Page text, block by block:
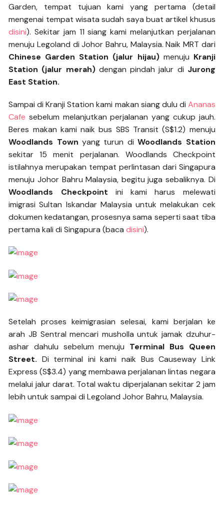
Garden, tempat tujuan kami yang pertama (detail
mengenai tempat wisata sudah saya buat artikel khusus
disini). Sekitar jam 11 siang kami melanjutkan perjalanan
menuju Legoland di Johor Bahru, Malaysia. Naik MRT dari
Chinese Garden Station (jalur hijau)menuju Kranji
Station (jalur merah)dengan pindah jalur di Jurong
East Station.
Sampai di Kranji Station kami makan siang dulu di Ananas
Cafe sebelum melanjutkan perjalanan yang cukup jauh.
Beres makan kami naik bus SBS Transit (S$1.2) menuju
Woodlands Town yang turun diWoodlands Station
sekitar 15 menit perjalanan. Woodlands Checkpoint
istilahnya merupakan tempat perlintasan dari Singapura
menuju Johor Bahru Malaysia, begitu juga sebaliknya. Di
Woodlands Checkpoint ini kami harus melewati
imigrasi Sultan Iskandar Malaysia untuk melakukan cek
dokumen kedatangan, prosesnya sama seperti saat tiba
pertama kali di Singapura (bacadisini).
Setelah proses keimigrasian selesai, kami berjalan ke
arah JB Sentral mencari musholla untuk jamak dzuhur-
ashar dahulu sebelum menuju Terminal Bus Queen
Street. Di terminal ini kami naik Bus Causeway Link
Express (S$3.4) yang membawa perjalanan lintas negara
melalui jalur darat. Total waktu diperjalanan sekitar 2 jam
lebih untuk sampai di Legoland Johor Bahru, Malaysia.